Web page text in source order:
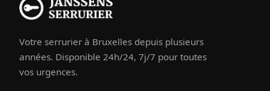
Votre serrurier à Bruxelles depuis plusieurs
années. Disponible 24h/24, 7j/7 pour toutes
vos urgences.